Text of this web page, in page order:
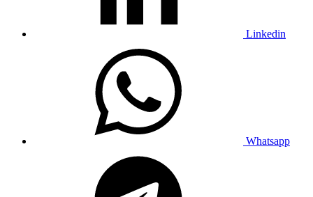
Linkedin
Whatsapp